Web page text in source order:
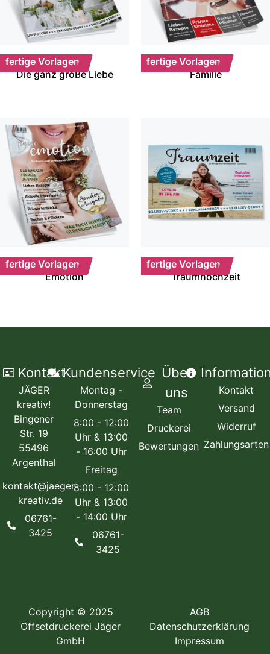
fertige Vorlagen
Die ganz große Liebe
fertige Vorlagen
Familie
fertige Vorlagen
Emotion
fertige Vorlagen
Traumhochzeit
Kontakt
JÄGER
kreativ!
Bingener
Str. 19
55496
Argenthal
kontakt@jaeger-
kreativ.de
06761-
3425
Kundenservice
Montag -
Donnerstag
8:00 - 12:00
Uhr & 13:00
- 16:00 Uhr
Freitag
8:00 - 12:00
Uhr & 13:00
- 14:00 Uhr
06761-
3425
Über
uns
Team
Druckerei
Bewertungen
Kontakt
Versand
Widerruf
Zahlungsarten
Copyright © 2025
Offsetdruckerei Jäger
GmbH
AGB
Datenschutzerklärung
Impressum